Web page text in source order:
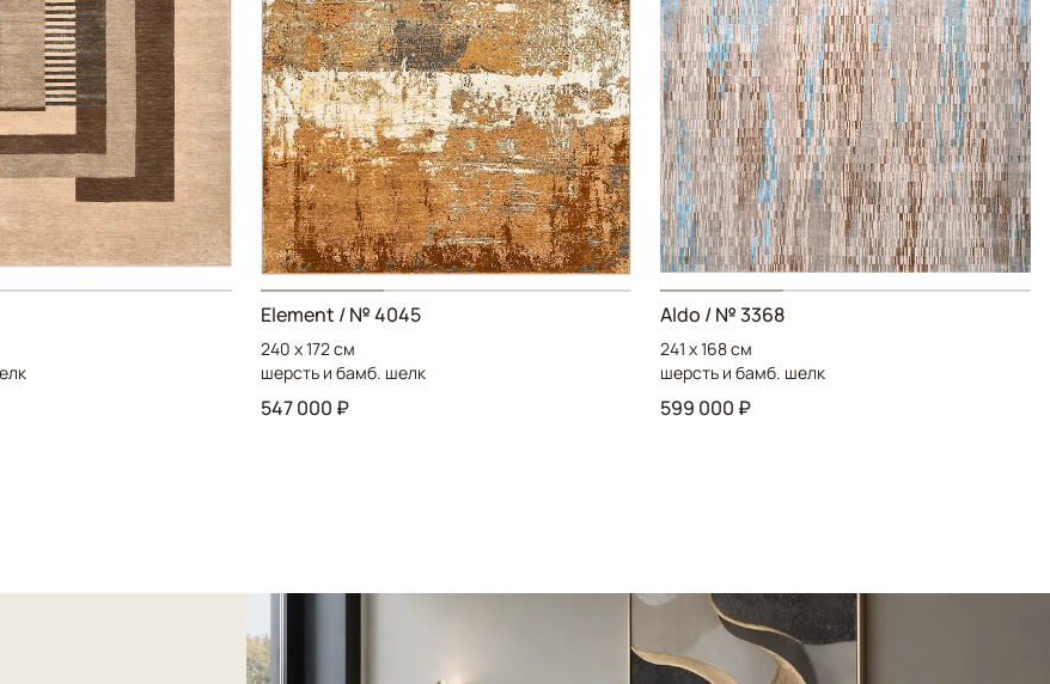
Element / № 4045
240 x 172 см
шерсть и бамб. шелк
547 000 ₽
Aldo / № 3368
241 x 168 см
шерсть и бамб. шелк
599 000 ₽